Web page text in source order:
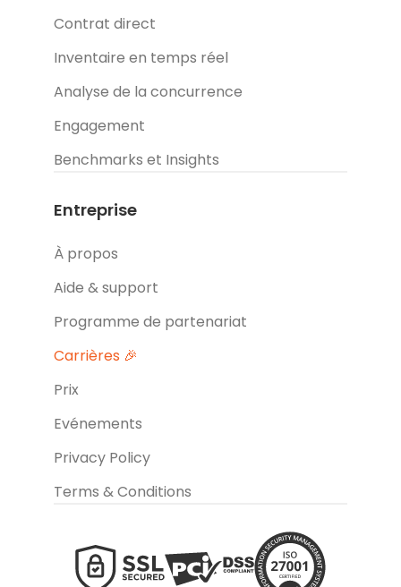
Contrat direct
Inventaire en temps réel
Analyse de la concurrence
Engagement
Benchmarks et Insights
Entreprise
À propos
Aide & support
Programme de partenariat
Carrières 🎉
Prix
Evénements
Privacy Policy
Terms & Conditions